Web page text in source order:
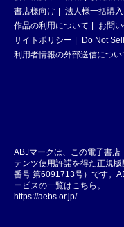
書店様向け
法人様一括購入
作品の利用について
お問
サイトポリシー
Do Not
利用者情報の外部送信につい
ABJマークは、この電子書
テンツ使用許諾を得た正規
番号 第6091713号）です。
ービスの一覧はこちら。
https://aebs.or.jp/